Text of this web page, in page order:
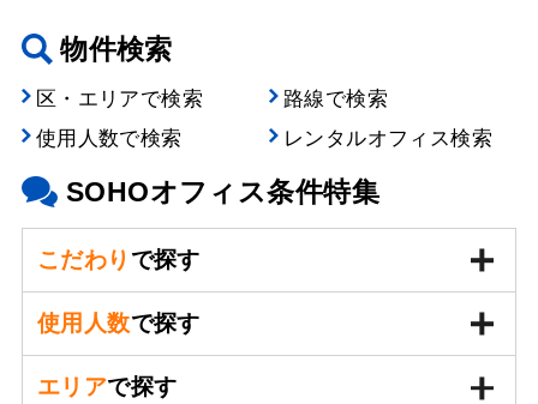
物件検索
区・エリアで検索
路線で検索
使用人数で検索
レンタルオフィス検索
SOHOオフィス条件特集
こだわり で探す
使用人数で探す
エリアで探す